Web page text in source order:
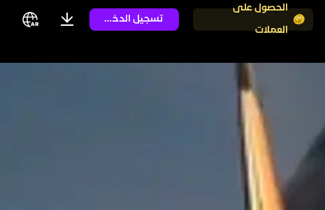
الحصول على
العملات
تسجيل الدخول